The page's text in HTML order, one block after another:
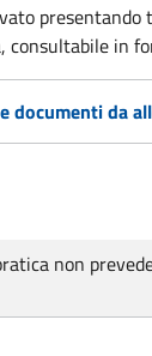
in
documenti da
non